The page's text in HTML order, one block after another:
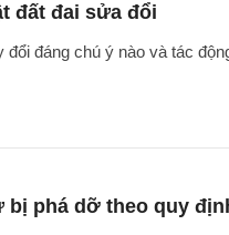
đất đai sửa đổi
đáng chú ý nào và tác
phá dỡ theo quy